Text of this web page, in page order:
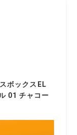
ボックスEL
01 チャコー